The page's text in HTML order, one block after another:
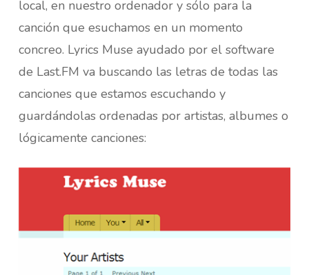
local, en nuestro ordenador y sólo para la
canción que esuchamos en un momento
concreo. Lyrics Muse ayudado por el software
de Last.FM va buscando las letras de todas las
canciones que estamos escuchando y
guardándolas ordenadas por artistas, albumes o
lógicamente canciones: